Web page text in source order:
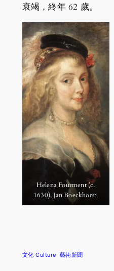
衰竭，終年 62 歲。
Helena Fourment (c.
1630), Jan Boeckhorst.
文化 Culture 藝術新聞